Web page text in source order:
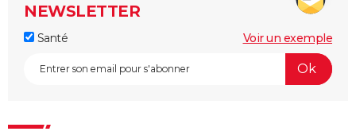
NEWSLETTER
Santé Voir un exemple